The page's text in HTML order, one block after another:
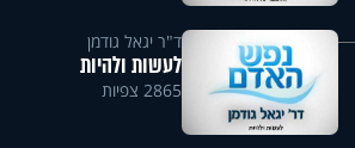
ד"ר יגאל גודמן
לעשות ולהיות
2865 צפיות